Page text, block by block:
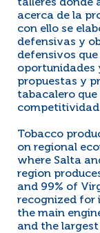
talleres donde
acerca de la
con ello se
defensivas y
defensivos
oportunidades
propuestas y
tabacalero
competitividad
Tobacco
on regional
where Salta
region
and 99% of
recognized for
the main
and the